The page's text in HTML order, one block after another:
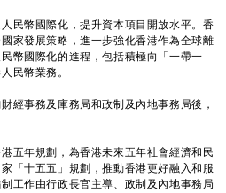
幣國際化，提升資本項目開放水平。香
家發展策略，進一步強化香港作為全球離
幣國際化的進程，包括積極向「一帶一
民幣業務。
事務及庫務局和政制及內地事務局後，
五年規劃，為香港未來五年社會經濟和民
「十五五」規劃，推動香港更好融入和服
工作由行政長官主導、政制及內地事務局